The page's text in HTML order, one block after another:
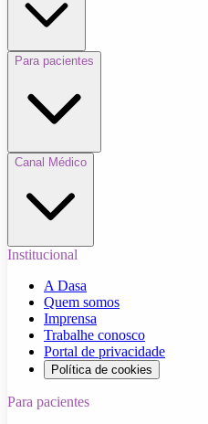
Para pacientes
Canal Médico
Institucional
A Dasa
Quem somos
Imprensa
Trabalhe conosco
Portal de privacidade
Política de cookies
Para pacientes